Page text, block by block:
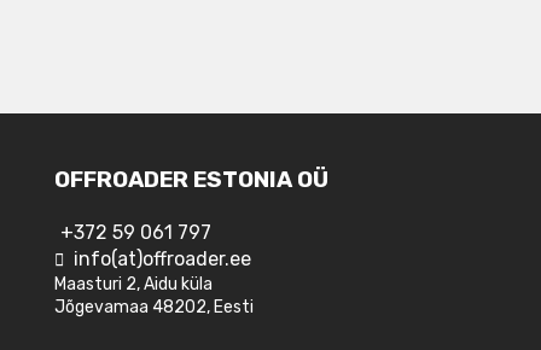
OFFROADER ESTONIA OÜ
+372 59 061 797
info(at)offroader.ee
Maasturi 2, Aidu küla
Jõgevamaa 48202, Eesti